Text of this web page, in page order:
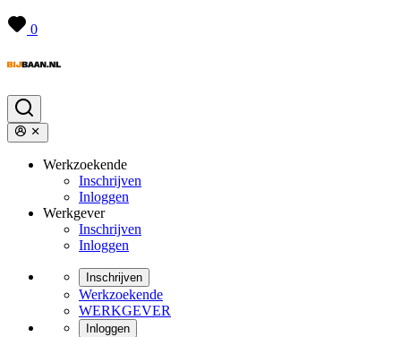
0
Werkzoekende
Inschrijven
Inloggen
Werkgever
Inschrijven
Inloggen
Inschrijven
Werkzoekende
WERKGEVER
Inloggen